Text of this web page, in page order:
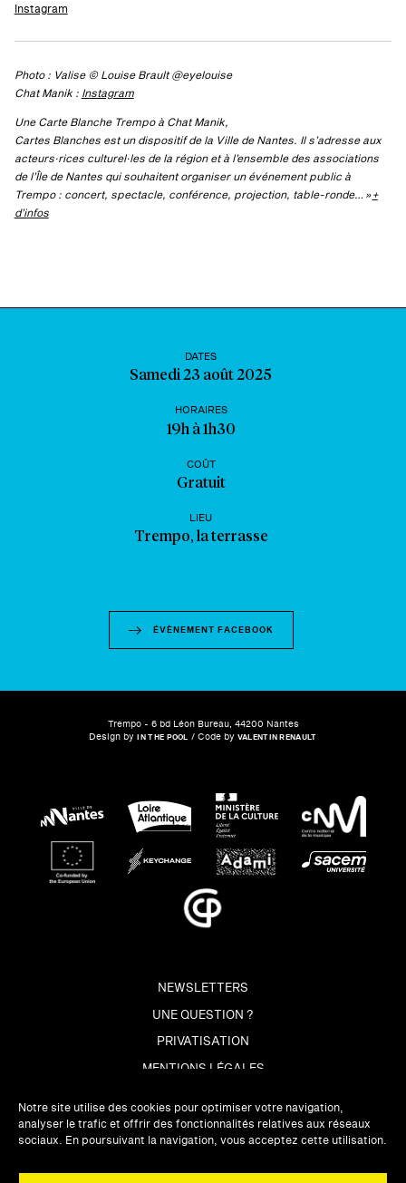
Notre site utilise des cookies pour optimiser votre navigation,
analyser le trafic et offrir des fonctionnalités relatives aux réseaux
sociaux. En poursuivant la navigation, vous acceptez cette utilisation.
Instagram
Photo : Valise © Louise Brault @eyelouise
Chat Manik : Instagram
Une Carte Blanche Trempo à Chat Manik,
Cartes Blanches est un dispositif de la Ville de Nantes. Il s’adresse aux
acteurs·rices culturel·les de la région et à l’ensemble des associations
de l’Île de Nantes qui souhaitent organiser un événement public à
Trempo : concert, spectacle, conférence, projection, table-ronde… »+
d’infos
DATES
Samedi 23 août 2025
HORAIRES
19h à 1h30
COÛT
Gratuit
LIEU
Trempo, la terrasse
ÉVÈNEMENT FACEBOOK
Trempo - 6 bd Léon Bureau, 44200 Nantes
Design byIN THE POOL / Code by VALENTIN RENAULT
NEWSLETTERS
UNE QUESTION ?
PRIVATISATION
MENTIONS LÉGALES